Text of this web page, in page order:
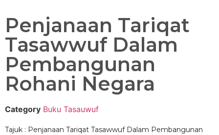
Penjanaan Tariqat
Tasawwuf Dalam
Pembangunan
Rohani Negara
Category Buku Tasauwuf
Tajuk : Penjanaan Tariqat Tasawwuf Dalam Pembangunan